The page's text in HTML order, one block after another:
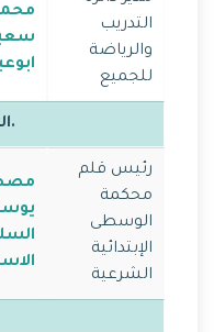
التدريب
والرياضة
للجميع
رئيس قلم
محكمة
الوسطى
الإبتدائية
الشرعية